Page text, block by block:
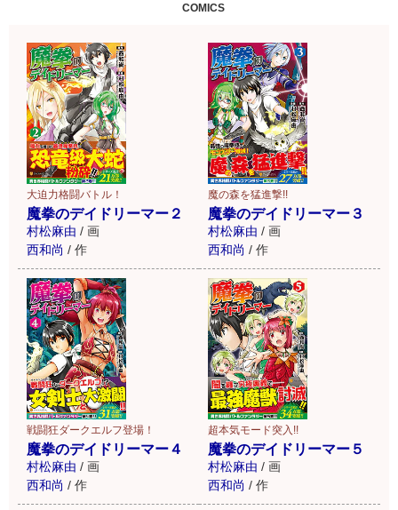
COMICS
大迫力格闘バトル！
魔拳のデイドリーマー２
村松麻由 / 画
西和尚 / 作
魔の森を猛進撃!!
魔拳のデイドリーマー３
村松麻由 / 画
西和尚 / 作
戦闘狂ダークエルフ登場！
魔拳のデイドリーマー４
村松麻由 / 画
西和尚 / 作
超本気モード突入!!
魔拳のデイドリーマー５
村松麻由 / 画
西和尚 / 作